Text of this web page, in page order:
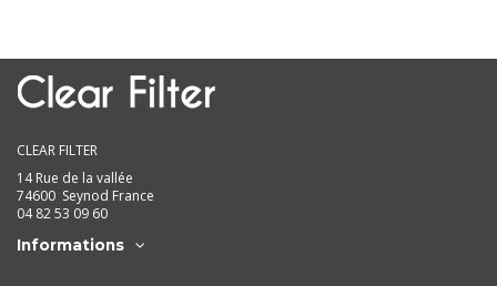
CLEAR FILTER
14 Rue de la vallée
74600 Seynod France
04 82 53 09 60
Informations